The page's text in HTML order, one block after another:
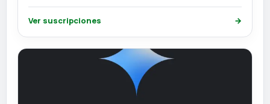
Ver suscripciones →